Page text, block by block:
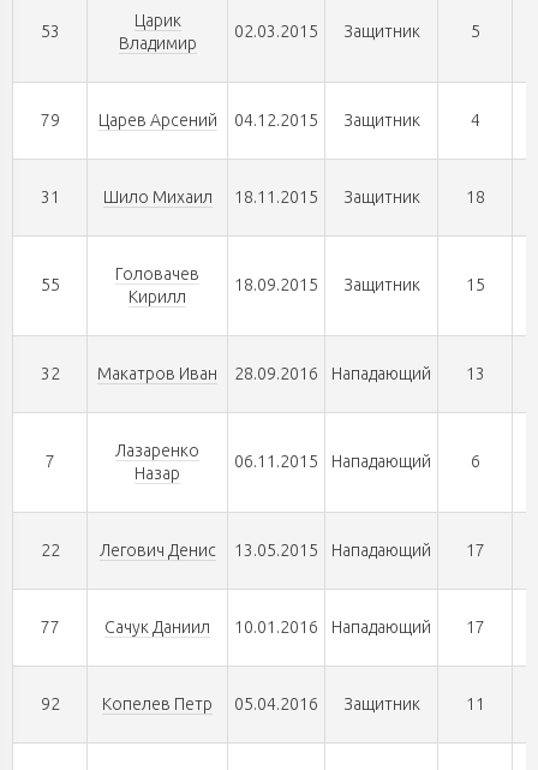
53
Царик
Владимир
02.03.2015 Защитник 5
79 Царев Арсений 04.12.2015 Защитник 4
31 Шило Михаил 18.11.2015 Защитник 18
55
Головачев
Кирилл
18.09.2015 Защитник 15
32 Макатров Иван 28.09.2016 Нападающий 13
7
Лазаренко
Назар
06.11.2015 Нападающий 6
22 Легович Денис 13.05.2015 Нападающий 17
77 Сачук Даниил 10.01.2016 Нападающий 17
92 Копелев Петр 05.04.2016 Защитник 11